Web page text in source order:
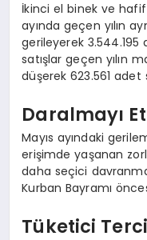
İkinci el binek ve hafif
ayında geçen yılın
gerileyerek 3.544.195
satışlar geçen yılın
düşerek 623.561
Daralmayı
Mayıs ayındaki
erişimde yaşanan
daha seçici
Kurban Bayramı
Tüketici